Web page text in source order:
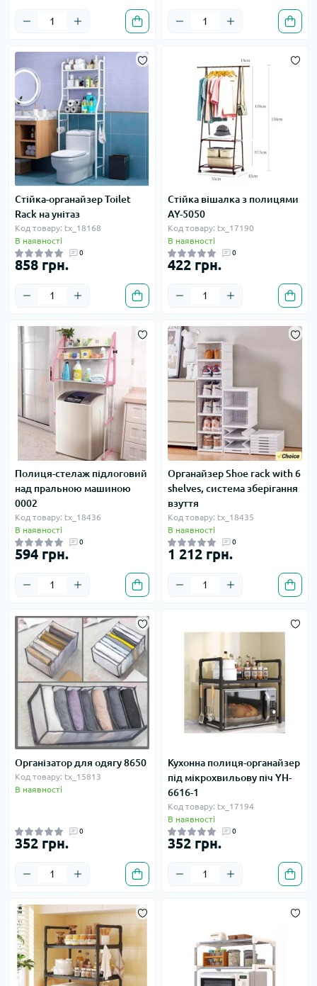
Стійка-органайзер Toilet
Rack на унітаз
Код товару: tx_18168
В наявності
0
858 грн.
Стійка вішалка з полицями
AY-5050
Код товару: tx_17190
В наявності
0
422 грн.
Полиця-стелаж підлоговий
над пральною машиною
0002
Код товару: tx_18436
В наявності
0
594 грн.
Органайзер Shoe rack with 6
shelves, система зберігання
взуття
Код товару: tx_18435
В наявності
0
1 212 грн.
Організатор для одягу 8650
Код товару: tx_15813
В наявності
0
352 грн.
Кухонна полиця-органайзер
під мікрохвильову піч YH-
6616-1
Код товару: tx_17194
В наявності
0
352 грн.